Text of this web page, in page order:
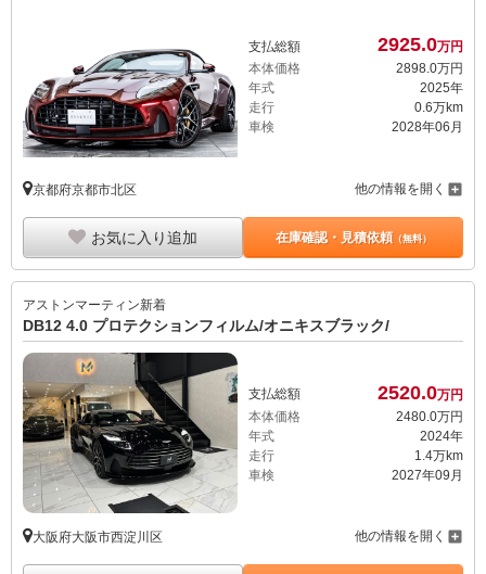
支払総額 2925.0万円
本体価格
2898.0万円
年式
2025年
走行
0.6万km
車検
2028年06月
京都府京都市北区 他の情報を開く
お気に入り追加 在庫確認・見積依頼（無料）
アストンマーティン新着
DB12 4.0 プロテクションフィルム/オニキスブラック/
支払総額 2520.0万円
本体価格
2480. 0万円
年式
2024年
走行
1.4万km
車検
2027年09月
大阪府大阪市西淀川区 他の情報を開く